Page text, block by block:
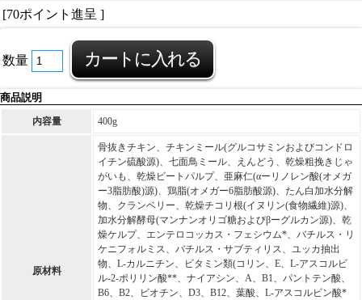
[70ポイント進呈 ]
数量
商品説明
内容量 400g
原材料
骨抜きチキン、チキンミール(グルコサミンおよびコンドロ
イチン硫酸源)、七面鳥ミール、えんどう、乾燥粗挽きじゃ
がいも、乾燥ビートパルプ、亜麻仁(αーリノレン酸(オメガ
ー3脂肪酸)源)、鶏脂(オメガー6脂肪酸源)、たん白加水分解
物、クランベリー、乾燥チコリ根(イヌリン(食物繊維)源)、
加水分解酵母(マンナンオリゴ糖およびβーグルカン源)、乾
燥ケルプ、エンテロコッカス・フェシウム*、バチルス・リ
ケニフォルミス、バチルス・サブティリス、ユッカ抽出
物、L-カルニチン、ビタミン類(コリン、E、L-アスコルビ
ル-2-ポリリン酸**、ナイアシン、A、B1、パントテン酸、
B6、B2、ビオチン、D3、B12、葉酸、L-アスコルビン酸*